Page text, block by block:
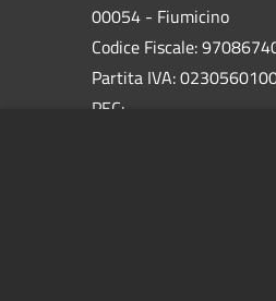
00054 - Fiumicino
Codice Fiscale:
Partita IVA:
PEC: